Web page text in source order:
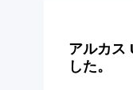
アルカス
した。